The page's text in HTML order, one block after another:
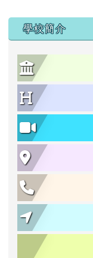
學校簡介